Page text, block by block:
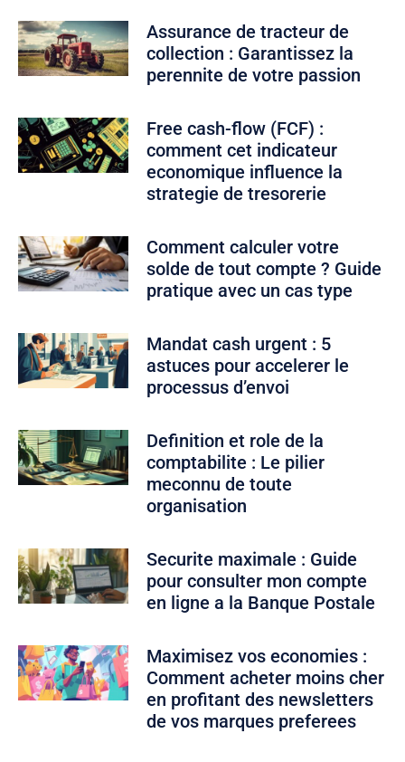
Assurance de tracteur de
collection : Garantissez la
perennite de votre passion
Free cash-flow (FCF) :
comment cet indicateur
economique influence la
strategie de tresorerie
Comment calculer votre
solde de tout compte ? Guide
pratique avec un cas type
Mandat cash urgent : 5
astuces pour accelerer le
processus d’envoi
Definition et role de la
comptabilite : Le pilier
meconnu de toute
organisation
Securite maximale : Guide
pour consulter mon compte
en ligne a la Banque Postale
Maximisez vos economies :
Comment acheter moins cher
en profitant des newsletters
de vos marques preferees